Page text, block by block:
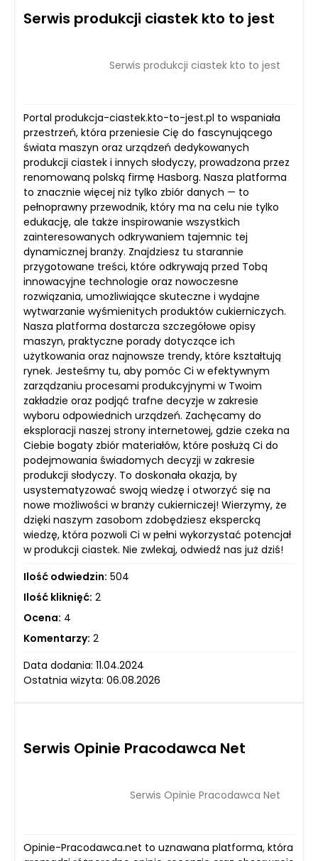
Serwis produkcji ciastek kto to jest
Serwis produkcji ciastek kto to jest
Portal produkcja-ciastek.kto-to-jest.pl to wspaniała
przestrzeń, która przeniesie Cię do fascynującego
świata maszyn oraz urządzeń dedykowanych
produkcji ciastek i innych słodyczy, prowadzona przez
renomowaną polską firmę Hasborg. Nasza platforma
to znacznie więcej niż tylko zbiór danych — to
pełnoprawny przewodnik, który ma na celu nie tylko
edukację, ale także inspirowanie wszystkich
zainteresowanych odkrywaniem tajemnic tej
dynamicznej branży. Znajdziesz tu starannie
przygotowane treści, które odkrywają przed Tobą
innowacyjne technologie oraz nowoczesne
rozwiązania, umożliwiające skuteczne i wydajne
wytwarzanie wyśmienitych produktów cukierniczych.
Nasza platforma dostarcza szczegółowe opisy
maszyn, praktyczne porady dotyczące ich
użytkowania oraz najnowsze trendy, które kształtują
rynek. Jesteśmy tu, aby pomóc Ci w efektywnym
zarządzaniu procesami produkcyjnymi w Twoim
zakładzie oraz podjąć trafne decyzje w zakresie
wyboru odpowiednich urządzeń. Zachęcamy do
eksploracji naszej strony internetowej, gdzie czeka na
Ciebie bogaty zbiór materiałów, które posłużą Ci do
podejmowania świadomych decyzji w zakresie
produkcji słodyczy. To doskonała okazja, by
usystematyzować swoją wiedzę i otworzyć się na
nowe możliwości w branży cukierniczej! Wierzymy, że
dzięki naszym zasobom zdobędziesz ekspercką
wiedzę, która pozwoli Ci w pełni wykorzystać potencjał
w produkcji ciastek. Nie zwlekaj, odwiedź nas już dziś!
Ilość odwiedzin: 504
Ilość kliknięć: 2
Ocena: 4
Komentarzy: 2
Data dodania: 11.04.2024
Ostatnia wizyta: 06.08.2026
Serwis Opinie Pracodawca Net
Serwis Opinie Pracodawca Net
Opinie-Pracodawca.net to uznawana platforma, która